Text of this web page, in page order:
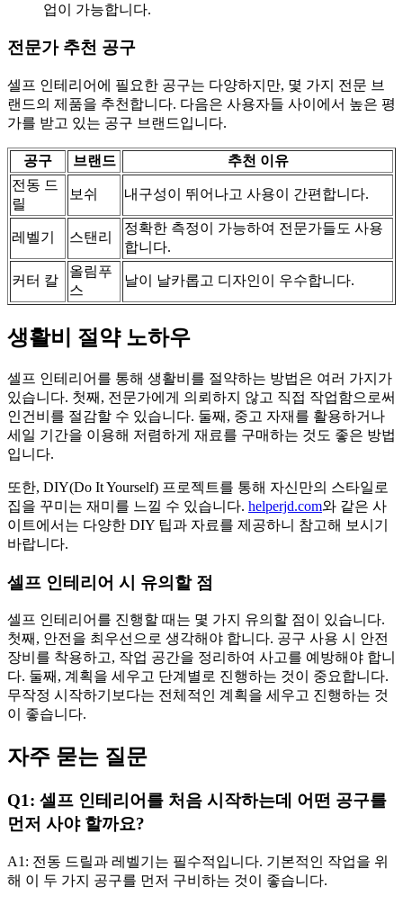
업이 가능합니다.
전문가 추천 공구
셀프 인테리어에 필요한 공구는 다양하지만, 몇 가지 전문 브
랜드의 제품을 추천합니다. 다음은 사용자들 사이에서 높은 평
가를 받고 있는 공구 브랜드입니다.
공구 브랜드
추천 이유
전동 드
릴
보쉬 내구성이 뛰어나고 사용이 간편합니다.
레벨기 스탠리
정확한 측정이 가능하여 전문가들도 사용
합니다.
커터 칼
올림푸
스
날이 날카롭고 디자인이 우수합니다.
생활비 절약 노하우
셀프 인테리어를 통해 생활비를 절약하는 방법은 여러 가지가
있습니다. 첫째, 전문가에게 의뢰하지 않고 직접 작업함으로써
인건비를 절감할 수 있습니다. 둘째, 중고 자재를 활용하거나
세일 기간을 이용해 저렴하게 재료를 구매하는 것도 좋은 방법
입니다.
또한, DIY(Do It Yourself) 프로젝트를 통해 자신만의 스타일로
집을 꾸미는 재미를 느낄 수 있습니다. helperjd.com와 같은 사
이트에서는 다양한 DIY 팁과 자료를 제공하니 참고해 보시기
바랍니다.
셀프 인테리어 시 유의할 점
셀프 인테리어를 진행할 때는 몇 가지 유의할 점이 있습니다.
첫째, 안전을 최우선으로 생각해야 합니다. 공구 사용 시 안전
장비를 착용하고, 작업 공간을 정리하여 사고를 예방해야 합니
다. 둘째, 계획을 세우고 단계별로 진행하는 것이 중요합니다.
무작정 시작하기보다는 전체적인 계획을 세우고 진행하는 것
이 좋습니다.
자주 묻는 질문
Q1: 셀프 인테리어를 처음 시작하는데 어떤 공구를
먼저 사야 할까요?
A1: 전동 드릴과 레벨기는 필수적입니다. 기본적인 작업을 위
해 이 두 가지 공구를 먼저 구비하는 것이 좋습니다.